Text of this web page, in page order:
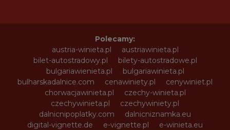
Polecamy:
austria-winieta.pl
austriawinieta.pl
bilet-autostradowy.pl
bilety-autostradowe.pl
bulgariawienieta.pl
bulgariawinieta.pl
bulharskadalnice.com
cenawiniety.pl
cenywiniet.pl
chorwacjawinieta.pl
czechy-winieta.pl
czechywinieta.pl
czechywiniety.pl
dalnicnipoplatky.com
dalnicniznamka.eu
digital-vignette.de
e-vignette.pl
e-winieta.eu